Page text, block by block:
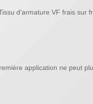
d'armature VF frais sur
application ne peut